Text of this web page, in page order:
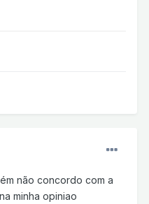
não concordo com a
minha opiniao